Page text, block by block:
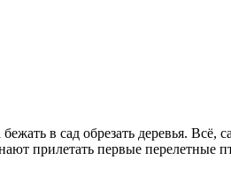
в сад обрезать деревья. Всё,
прилетать первые перелетные